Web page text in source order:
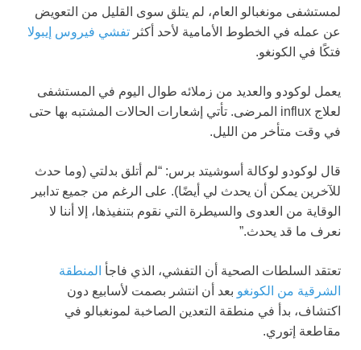
لمستشفى مونغبالو العام، لم يتلق سوى القليل من التعويض
عن عمله في الخطوط الأمامية لأحد أكثر تفشي فيروس إيبولا
فتكًا في الكونغو.
يعمل لوكودو والعديد من زملائه طوال اليوم في المستشفى
لعلاج influx المرضى. تأتي إشعارات الحالات المشتبه بها حتى
في وقت متأخر من الليل.
قال لوكودو لوكالة أسوشيتد برس: “لم أتلق بدلتي (وما حدث
للآخرين يمكن أن يحدث لي أيضًا). على الرغم من جميع تدابير
الوقاية من العدوى والسيطرة التي نقوم بتنفيذها، إلا أننا لا
نعرف ما قد يحدث.”
تعتقد السلطات الصحية أن التفشي، الذي فاجأ المنطقة
الشرقية من الكونغو بعد أن انتشر بصمت لأسابيع دون
اكتشاف، بدأ في منطقة التعدين الصاخبة لمونغبالو في
مقاطعة إتوري.